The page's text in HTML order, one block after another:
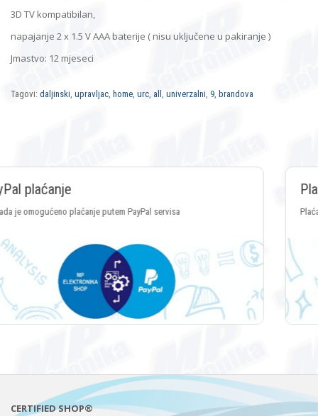
3D TV kompatibilan,
napajanje 2 x 1.5 V AAA baterije ( nisu uključene u pakiranje )
Jmastvo: 12 mjeseci
Tagovi: daljinski, upravljac, home, urc, all , univerzalni, 9, brandova
Plaćanje Crypto valutama
Plaćanje putem svih vrsta Crypto valuta
CERTIFIED SHOP®